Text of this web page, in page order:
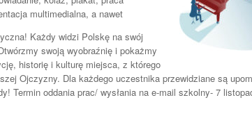
multimedialna, a nawet
Każdy widzi Polskę na swój
swoją wyobraźnię i pokażmy
historię i kulturę miejsca, z którego
Ojczyzny. Dla każdego uczestnika przewidziane są
Termin oddania prac/ wysłania na e-mail szkolny- 7